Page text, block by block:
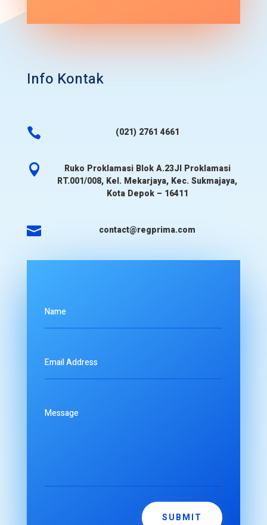
Info Kontak
 (021) 2761 4661

Ruko Proklamasi Blok A.23Jl Proklamasi
RT.001/008, Kel. Mekarjaya, Kec. Sukmajaya,
Kota Depok – 16411
 contact@regprima.com
SUBMIT